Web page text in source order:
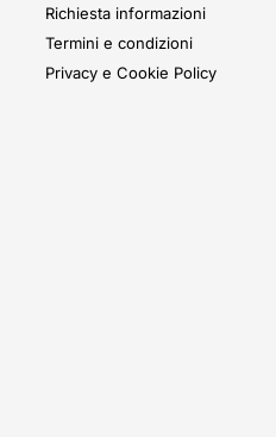
Richiesta informazioni
Termini e condizioni
Privacy e Cookie Policy